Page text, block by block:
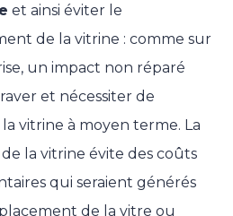
et ainsi éviter le
de la vitrine : comme sur
un impact non réparé
et nécessiter de
vitrine à moyen terme. La
la vitrine évite des coûts
qui seraient générés
de la vitre ou